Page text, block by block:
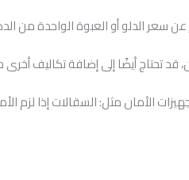
سعر الدلو أو العبوة الواحدة من
قد تحتاج أيضًا إلى إضافة تكاليف
الأمان مثل: السقالات إذا لزم